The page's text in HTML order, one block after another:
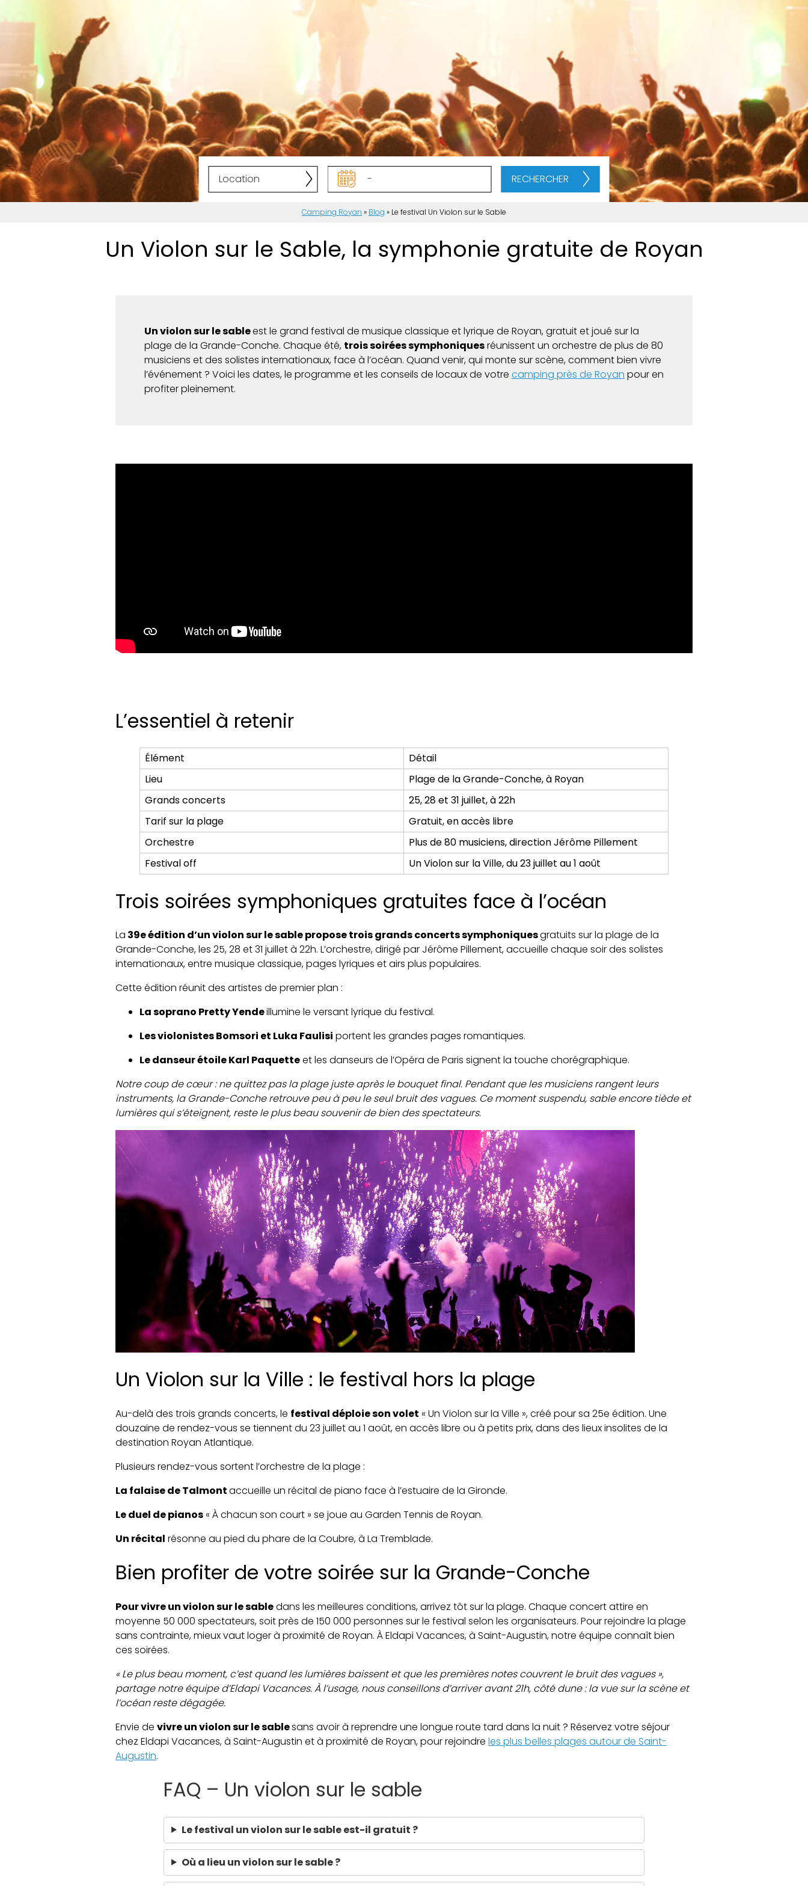
RECHERCHER
Camping Royan » Blog » Le festival Un Violon sur le Sable
Un Violon sur le Sable, la symphonie gratuite de Royan
Un violon sur le sableest le grand festival de musique classique et lyrique de Royan, gratuit et joué sur la
plage de la Grande-Conche. Chaque été, trois soirées symphoniquesréunissent un orchestre de plus de 80
musiciens et des solistes internationaux, face à l’océan. Quand venir, qui monte sur scène, comment bien vivre
l’événement ? Voici les dates, le programme et les conseils de locaux de votre camping près de Royan pour en
profiter pleinement.
L’essentiel à retenir
Élément
Détail
Lieu
Plage de la Grande-Conche, à Royan
Grands concerts
25, 28 et 31 juillet, à 22h
Tarif sur la plage
Gratuit, en accès libre
Orchestre
Plus de 80 musiciens, direction Jérôme Pillement
Festival off
Un Violon sur la Ville, du 23 juillet au 1 août
Trois soirées symphoniques gratuites face à l’océan
La 39e édition d’un violon sur le sable propose trois grands concerts symphoniquesgratuits sur la plage de la
Grande-Conche, les 25, 28 et 31 juillet à 22h. L’orchestre, dirigé par Jérôme Pillement, accueille chaque soir des solistes
internationaux, entre musique classique, pages lyriques et airs plus populaires.
Cette édition réunit des artistes de premier plan :
La soprano Pretty Yendeillumine le versant lyrique du festival.
Les violonistes Bomsori et Luka Faulisi portent les grandes pages romantiques.
Le danseur étoile Karl Paquetteet les danseurs de l’Opéra de Paris signent la touche chorégraphique.
Notre coup de cœur : ne quittez pas la plage juste après le bouquet final. Pendant que les musiciens rangent leurs
instruments, la Grande-Conche retrouve peu à peu le seul bruit des vagues. Ce moment suspendu, sable encore tiède et
lumières qui s’éteignent, reste le plus beau souvenir de bien des spectateurs.
Un Violon sur la Ville : le festival hors la plage
Au-delà des trois grands concerts, le festival déploie son volet « Un Violon sur la Ville », créé pour sa 25e édition. Une
douzaine de rendez-vous se tiennent du 23 juillet au 1 août, en accès libre ou à petits prix, dans des lieux insolites de la
destination Royan Atlantique.
Plusieurs rendez-vous sortent l’orchestre de la plage :
La falaise de Talmontaccueille un récital de piano face à l’estuaire de la Gironde.
Le duel de pianos « À chacun son court » se joue au Garden Tennis de Royan.
Un récital résonne au pied du phare de la Coubre, à La Tremblade.
Bien profiter de votre soirée sur la Grande-Conche
Pour vivre un violon sur le sabledans les meilleures conditions, arrivez tôt sur la plage. Chaque concert attire en
moyenne 50 000 spectateurs, soit près de 150 000 personnes sur le festival selon les organisateurs. Pour rejoindre la plage
sans contrainte, mieux vaut loger à proximité de Royan. À Eldapi Vacances, à Saint-Augustin, notre équipe connaît bien
ces soirées.
« Le plus beau moment, c’est quand les lumières baissent et que les premières notes couvrent le bruit des vagues »,
partage notre équipe d’Eldapi Vacances. À l’usage, nous conseillons d’arriver avant 21h, côté dune : la vue sur la scène et
l’océan reste dégagée.
Envie de vivre un violon sur le sablesans avoir à reprendre une longue route tard dans la nuit ? Réservez votre séjour
chez Eldapi Vacances, à Saint-Augustin et à proximité de Royan, pour rejoindre les plus belles plages autour de Saint-
Augustin.
FAQ – Un violon sur le sable
Le festival un violon sur le sable est-il gratuit ?
Où a lieu un violon sur le sable ?